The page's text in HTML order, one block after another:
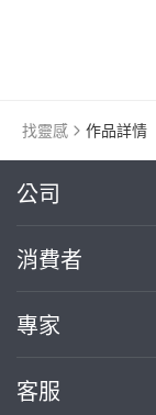
找靈感 作品詳情
公司
關於我們
部落格
加入我們
消費者
買服務
熱門服務
專家
案件中心
客服
繼續完成